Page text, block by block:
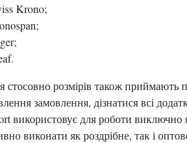
Krono;
стосовно розмірів також
замовлення, дізнатися всі
використовує для роботи виключно
виконати як роздрібне, так і